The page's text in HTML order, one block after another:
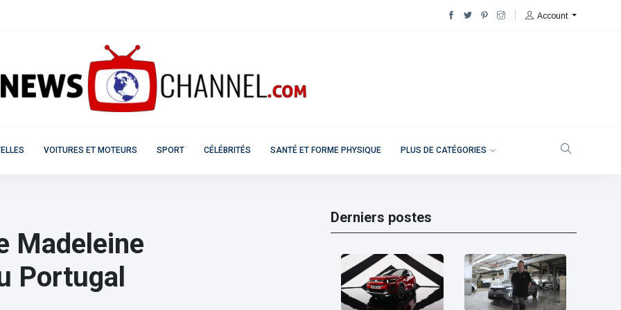
Account
VOITURES ET MOTEURS SPORT CÉLÉBRITÉS SANTÉ ET FORME PHYSIQUE PLUS DE CATÉGORIES
Madeleine
Portugal
Derniers postes